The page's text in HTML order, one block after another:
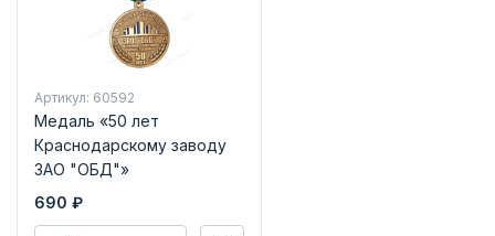
Артикул: 60592
Медаль «50 лет
Краснодарскому заводу
ЗАО "ОБД"»
690 ₽